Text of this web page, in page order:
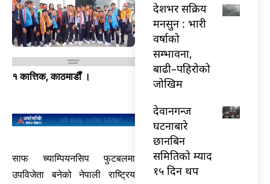
१ कात्तिक, काठमाडाैँ ।
साफ च्याम्पियनसिप फुटबलमा
उपविजेता बनेको नेपाली राष्ट्रिय
देशभर सक्रिय
मनसुन : भारी
वर्षाको
सम्भावना,
बाढी–पहिरोको
जोखिम
देवानगन्ज
घटनाबारे
छानबिन
समितिको म्याद
१५ दिन थप